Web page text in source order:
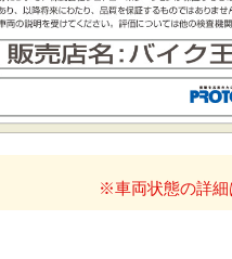
※車両状態の詳細